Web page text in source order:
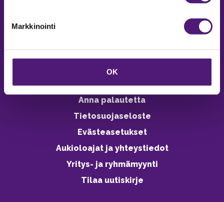
Markkinointi
OK
Vastuullisuus
Ympäristöohjelma
Avoimet työpaikat
Anna palautetta
Tietosuojaseloste
Evästeasetukset
Aukioloajat ja yhteystiedot
Yritys- ja ryhmämyynti
Tilaa uutiskirje